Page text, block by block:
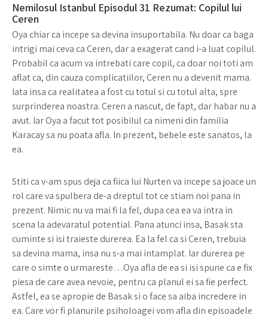
Nemilosul Istanbul Episodul 31 Rezumat: Copilul lui
Ceren
Oya chiar ca incepe sa devina insuportabila. Nu doar ca baga
intrigi mai ceva ca Ceren, dar a exagerat cand i-a luat copilul.
Probabil ca acum va intrebati care copil, ca doar noi toti am
aflat ca, din cauza complicatiilor, Ceren nu a devenit mama.
Iata insa ca realitatea a fost cu totul si cu totul alta, spre
surprinderea noastra. Ceren a nascut, de fapt, dar habar nu a
avut. Iar Oya a facut tot posibilul ca nimeni din familia
Karacay sa nu poata afla. In prezent, bebele este sanatos, la
ea.
Stiti ca v-am spus deja ca fiica lui Nurten va incepe sa joace un
rol care va spulbera de-a dreptul tot ce stiam noi pana in
prezent. Nimic nu va mai fi la fel, dupa cea ea va intra in
scena la adevaratul potential. Pana atunci insa, Basak sta
cuminte si isi traieste durerea. Ea la fel ca si Ceren, trebuia
sa devina mama, insa nu s-a mai intamplat. Iar durerea pe
care o simte o urmareste…Oya afla de ea si isi spune ca e fix
piesa de care avea nevoie, pentru ca planul ei sa fie perfect.
Astfel, ea se apropie de Basak si o face sa aiba incredere in
ea. Care vor fi planurile psiholoagei vom afla din episoadele